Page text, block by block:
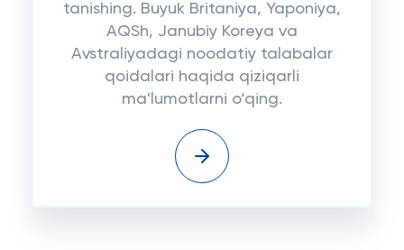
tanishing. Buyuk Britaniya, Yaponiya,
AQSh, Janubiy Koreya va
Avstraliyadagi noodatiy talabalar
qoidalari haqida qiziqarli
ma'lumotlarni o‘qing.